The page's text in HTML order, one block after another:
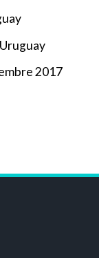
2017